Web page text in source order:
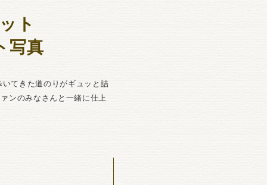
ト
写真
てきた道のりがギュッと詰
ンのみなさんと一緒に仕上